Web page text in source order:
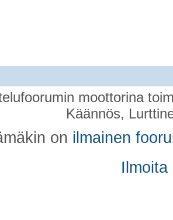
moottorina
Käännös,
on ilmainen